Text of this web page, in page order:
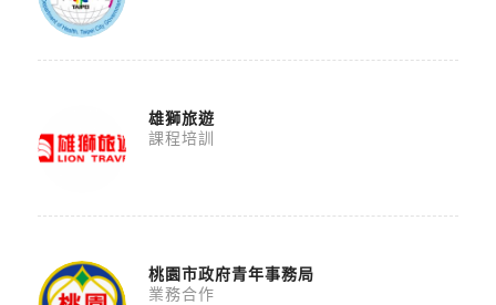
雄獅旅遊
課程培訓
桃園市政府青年事務局
業務合作